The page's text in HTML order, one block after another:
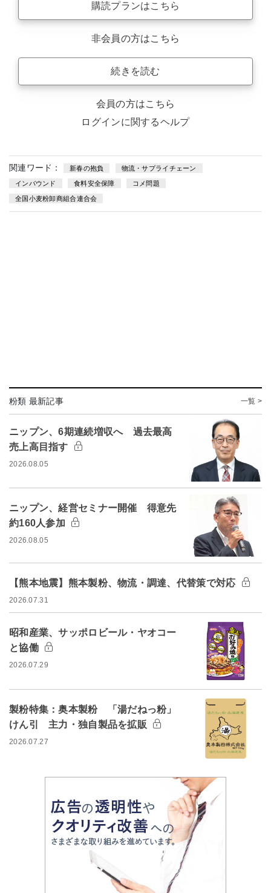
購読プランはこちら
非会員の方はこちら
続きを読む
会員の方はこちら
ログインに関するヘルプ
関連ワード： 新春の抱負 物流・サプライチェーン
インバウンド 食料安全保障 コメ問題
全国小麦粉卸商組合連合会
粉類 最新記事 一覧 >
ニップン、6期連続増収へ 過去最高
売上高目指す
2026.08.05
ニップン、経営セミナー開催 得意先
約160人参加
2026.08.05
【熊本地震】熊本製粉、物流・調達、代替策で対応
2026.07.31
昭和産業、サッポロビール・ヤオコー
と協働
2026.07.29
製粉特集：奥本製粉 「湯だねっ粉」
けん引 主力・独自製品を拡販
2026.07.27